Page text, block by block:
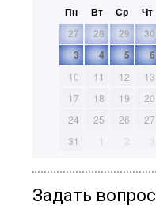
Пн Вт Ср Чт
27
28 29 30
3
4 5 6
10
11 12 13
17
18 19 20
24
25 26 27
31
1 2 3
Задать вопрос